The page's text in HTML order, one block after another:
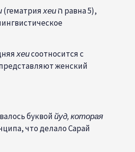
(гематрияхеи
хеисоотносится с
женский
буквоййуд, которая
что делало Сарай